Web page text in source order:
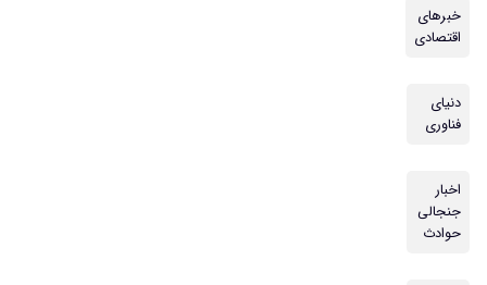
خبرهای
اقتصادی
دنیای
فناوری
اخبار
جنجالی
حوادث